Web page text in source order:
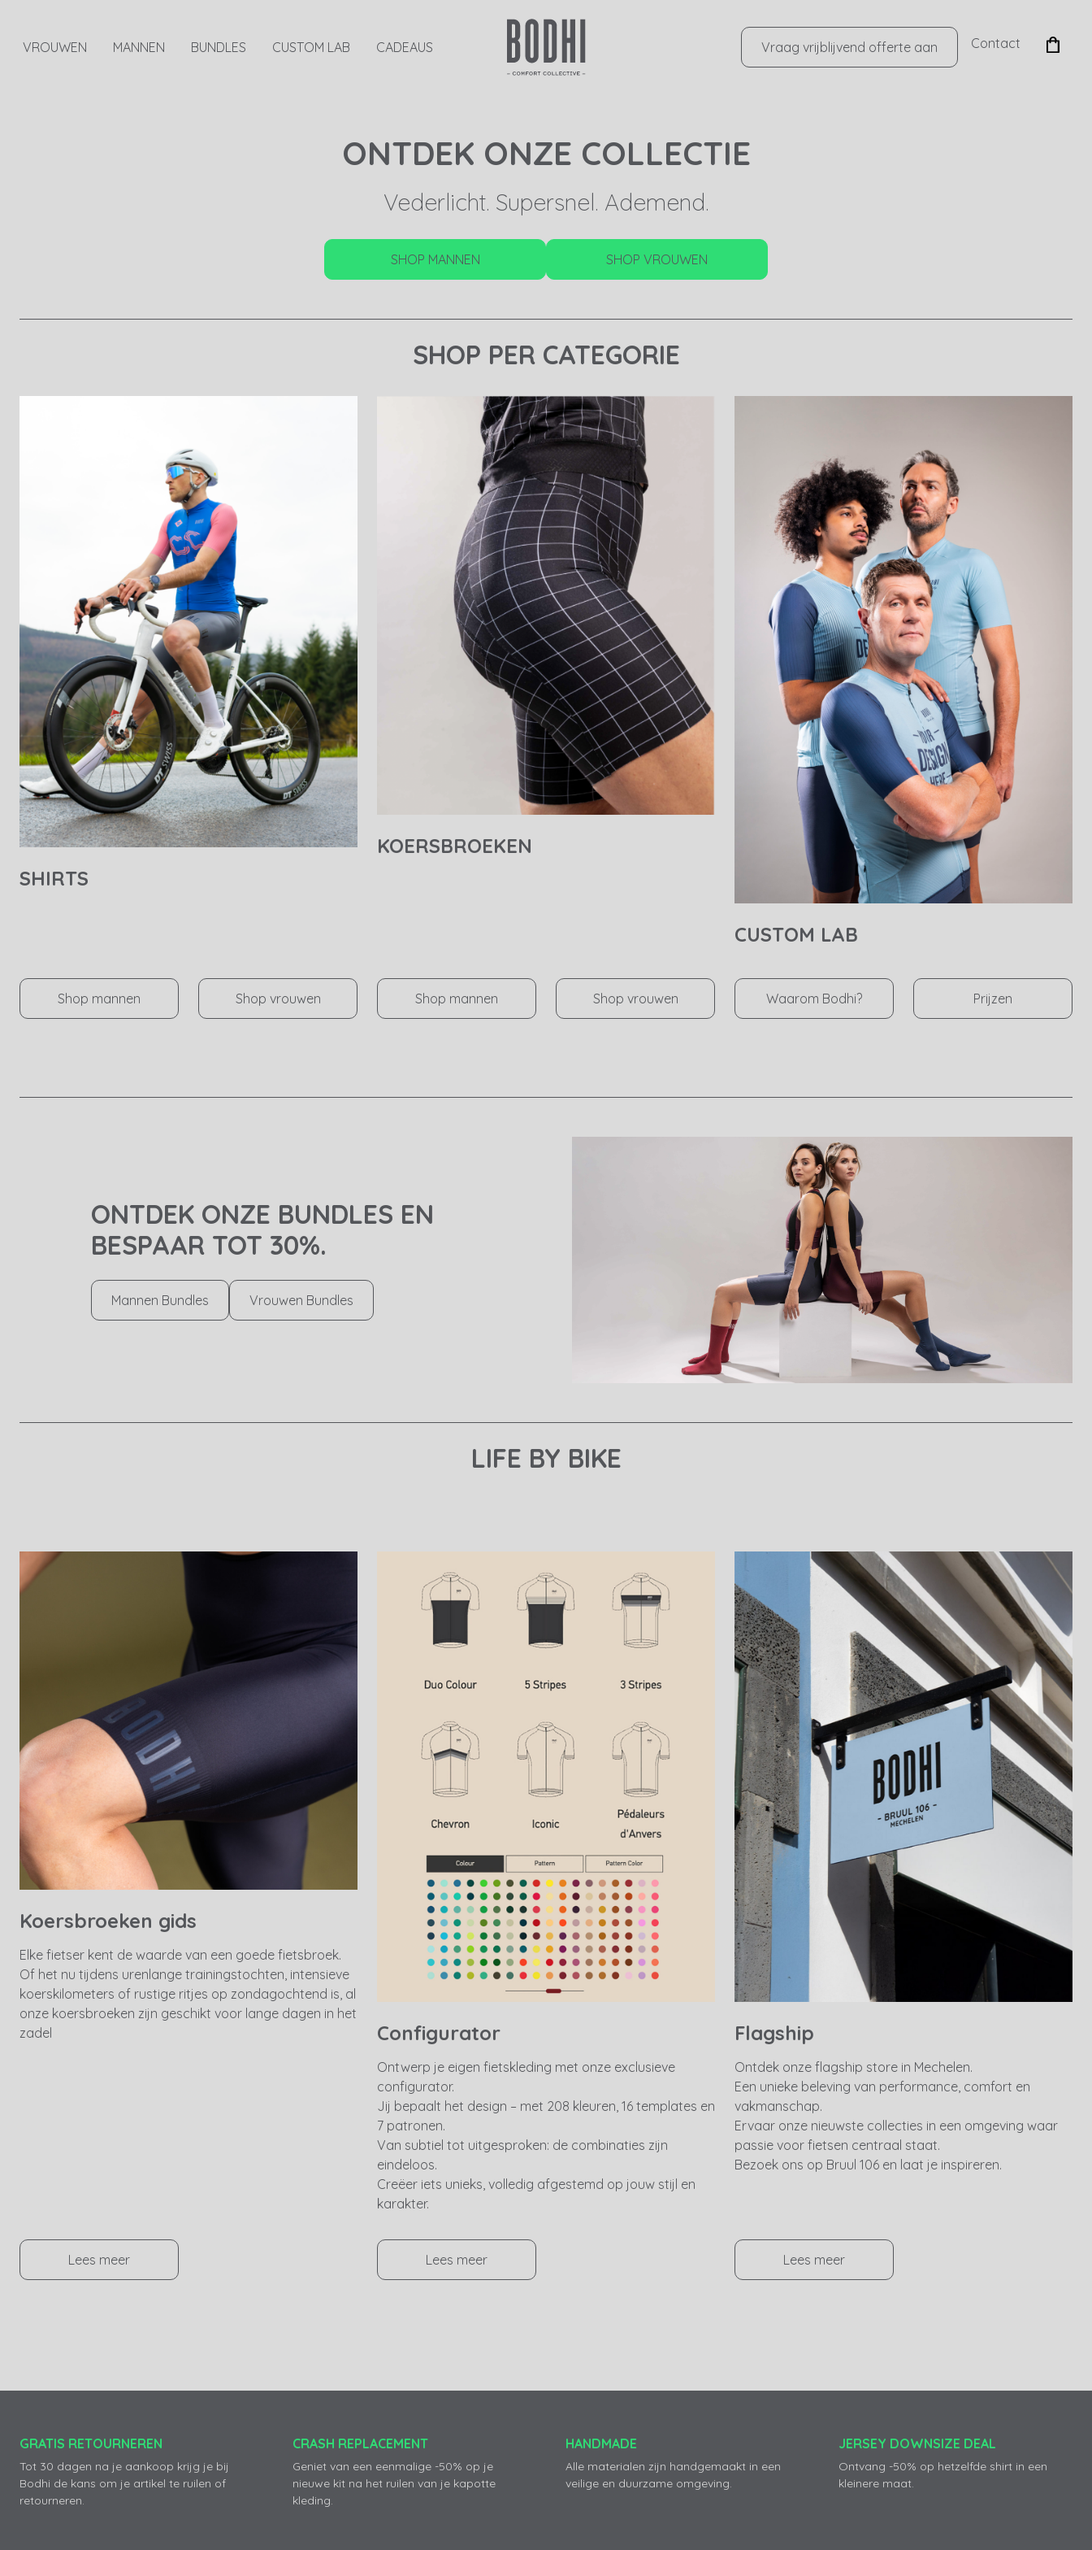
VROUWEN MANNEN BUNDLES CUSTOM LAB CADEAUS Vraag vrijblijvend offerte aan Contact
ONTDEK ONZE COLLECTIE
Vederlicht. Supersnel. Ademend.
SHOP MANNEN SHOP VROUWEN
SHOP PER CATEGORIE
SHIRTS
Shop mannen Shop vrouwen
KOERSBROEKEN
Shop mannen Shop vrouwen
CUSTOM LAB
Waarom Bodhi? Prijzen
ONTDEK ONZE BUNDLES EN
BESPAAR TOT 30%.
Mannen Bundles Vrouwen Bundles
LIFE BY BIKE
Koersbroeken gids
Elke fietser kent de waarde van een goede fietsbroek.
Of het nu tijdens urenlange trainingstochten, intensieve
koerskilometers of rustige ritjes op zondagochtend is, al
onze koersbroeken zijn geschikt voor lange dagen in het
zadel
Lees meer
Configurator
Ontwerp je eigen fietskleding met onze exclusieve
configurator.
Jij bepaalt het design – met 208 kleuren, 16 templates en
7 patronen.
Van subtiel tot uitgesproken: de combinaties zijn
eindeloos.
Creëer iets unieks, volledig afgestemd op jouw stijl en
karakter.
Lees meer
Flagship
Ontdek onze flagship store in Mechelen.
Een unieke beleving van performance, comfort en
vakmanschap.
Ervaar onze nieuwste collecties in een omgeving waar
passie voor fietsen centraal staat.
Bezoek ons op Bruul 106 en laat je inspireren.
Lees meer
GRATIS RETOURNEREN
Tot 30 dagen na je aankoop krijg je bij
Bodhi de kans om je artikel te ruilen of
retourneren.
CRASH REPLACEMENT
Geniet van een eenmalige -50% op je
nieuwe kit na het ruilen van je kapotte
kleding.
HANDMADE
Alle materialen zijn handgemaakt in een
veilige en duurzame omgeving.
JERSEY DOWNSIZE DEAL
Ontvang -50% op hetzelfde shirt in een
kleinere maat.